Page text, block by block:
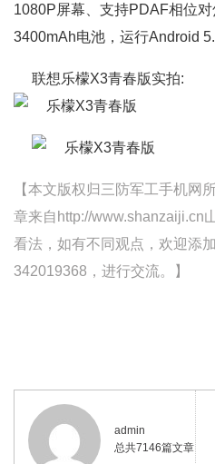
1080P屏幕、支持PDAF相位
3400mAh电池，运行Android
联想乐檬X3青春版实拍:
【本文版权归三防军工手机网
章来自http://www.shanzaiji.cn
看法，如有不同观点，欢迎添
342019368，进行交流。】
admin
总共7146篇文章